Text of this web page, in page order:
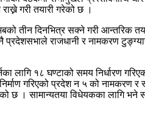
गरी तयारी गरेको छ ।
तीन दिनभित्र सक्ने गरी आन्तरिक
राजधानी र नामकरण
लागि १८ घण्टाको समय निर्धारण
गरिएको प्रदेश न ५ को नामकरण र
छ । सामान्यतया विधेयकका लागि